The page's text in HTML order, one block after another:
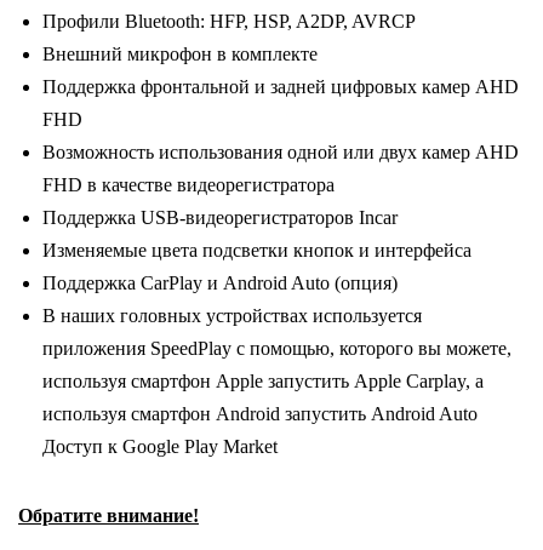
Профили Bluetooth: HFP, HSP, A2DP, AVRCP
Внешний микрофон в комплекте
Поддержка фронтальной и задней цифровых камер AHD
FHD
Возможность использования одной или двух камер AHD
FHD в качестве видеорегистратора
Поддержка USB-видеорегистраторов Incar
Изменяемые цвета подсветки кнопок и интерфейса
Поддержка CarPlay и Android Auto (опция)
В наших головных устройствах используется
приложения SpeedPlay с помощью, которого вы можете,
используя смартфон Apple запустить Apple Carplay, а
используя смартфон Android запустить Android Auto
Доступ к Google Play Market
Обратите внимание!